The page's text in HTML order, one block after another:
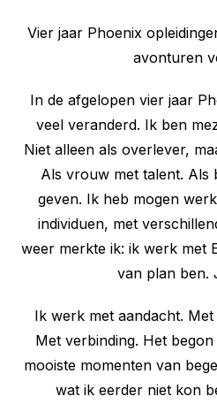
Vier jaar Phoenix
avonturen
In de afgelopen vier jaar
veel veranderd. Ik ben
Niet alleen als overlever,
Als vrouw met talent. Als
geven. Ik heb mogen
individuen, met
weer merkte ik: ik werk met
van plan ben.
Ik werk met aandacht.
Met verbinding. Het
mooiste momenten van
wat ik eerder niet kon